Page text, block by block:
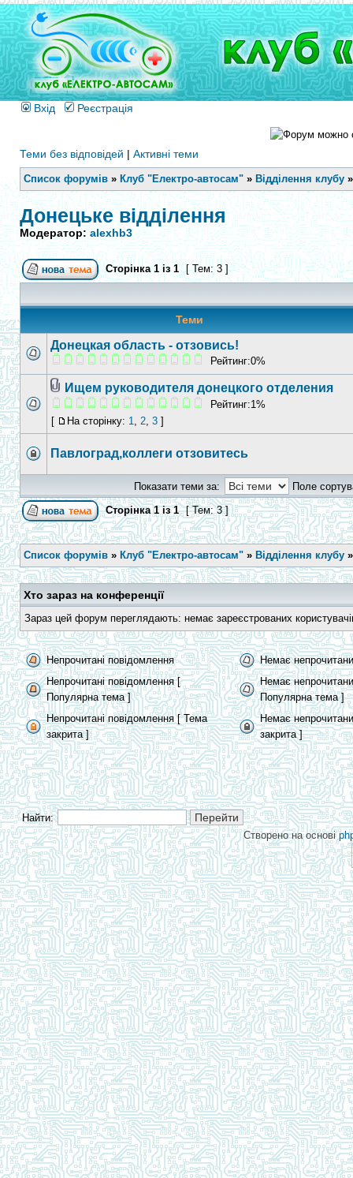
Вхід Реєстрація
Теми без відповідей | Активні теми
Список форумів » Клуб "Електро-автосам" » Відділення клубу
Донецьке відділення
Модератор:alexhb3
Сторінка1із 1 [ Тем: 3 ]
Теми
Донецкая область - отзовись!
Рейтинг:0%
Ищем руководителя донецкого отделения
Рейтинг:1%
[
На сторінку: 1, 2, 3 ]
Павлоград,коллеги отзовитесь
Показати теми за:
Поле
Сторінка 1із1 [ Тем: 3 ]
Список форумів » Клуб "Електро-автосам" » Відділення клубу
Хто зараз на конференції
Зараз цей форум переглядають: немає зареєстрованих
Непрочитані повідомлення
Немає
Непрочитані повідомлення [
Популярна тема ]
Немає
Популярна тема ]
Непрочитані повідомлення [ Тема
закрита ]
Немає
закрита ]
Найти:
Створено на основі